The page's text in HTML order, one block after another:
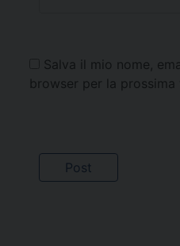
Salva il mio nome,
browser per la prossima